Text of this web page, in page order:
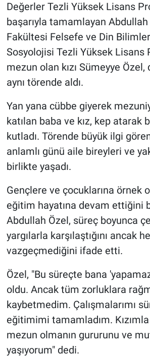
Değerler Tezli Yüksek Lisans
başarıyla tamamlayan
Fakültesi Felsefe ve Din
Sosyolojisi Tezli Yüksek Lisans
mezun olan kızı Sümeyye Özel,
aynı törende aldı.
Yan yana cübbe giyerek
katılan baba ve kız, kep atarak
kutladı. Törende büyük ilgi
anlamlı günü aile bireyleri ve
birlikte yaşadı.
Gençlere ve çocuklarına örnek
eğitim hayatına devam ettiğini
Abdullah Özel, süreç boyunca
yargılarla karşılaştığını ancak
vazgeçmediğini ifade etti.
Özel, "Bu süreçte bana
oldu. Ancak tüm zorluklara
kaybetmedim. Çalışmalarımı
eğitimimi tamamladım. Kızımla
mezun olmanın gururunu ve
yaşıyorum" dedi.